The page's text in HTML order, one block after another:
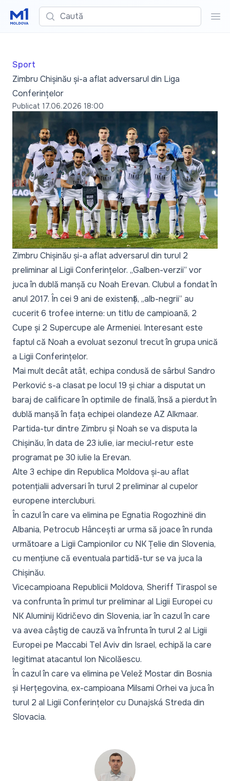
Caută
Sport
Zimbru Chișinău și-a aflat adversarul din Liga
Conferințelor
Publicat 17.06.2026 18:00
Zimbru Chișinău și-a aflat adversarul din turul 2
preliminar al Ligii Conferințelor. „Galben-verzii” vor
juca în dublă manșă cu Noah Erevan. Clubul a fondat în
anul 2017. În cei 9 ani de existență, „alb-negrii” au
cucerit 6 trofee interne: un titlu de campioană, 2
Cupe și 2 Supercupe ale Armeniei. Interesant este
faptul că Noah a evoluat sezonul trecut în grupa unică
a Ligii Conferințelor.
Mai mult decât atât, echipa condusă de sârbul Sandro
Perković s-a clasat pe locul 19 și chiar a disputat un
baraj de calificare în optimile de finală, însă a pierdut în
dublă manșă în fața echipei olandeze AZ Alkmaar.
Partida-tur dintre Zimbru și Noah se va disputa la
Chișinău, în data de 23 iulie, iar meciul-retur este
programat pe 30 iulie la Erevan.
Alte 3 echipe din Republica Moldova și-au aflat
potențialii adversari în turul 2 preliminar al cupelor
europene intercluburi.
În cazul în care va elimina pe Egnatia Rogozhinë din
Albania, Petrocub Hâncești ar urma să joace în runda
următoare a Ligii Campionilor cu NK Țelie din Slovenia,
cu mențiune că eventuala partidă-tur se va juca la
Chișinău.
Vicecampioana Republicii Moldova, Sheriff Tiraspol se
va confrunta în primul tur preliminar al Ligii Europei cu
NK Aluminij Kidričevo din Slovenia, iar în cazul în care
va avea câștig de cauză va înfrunta în turul 2 al Ligii
Europei pe Maccabi Tel Aviv din Israel, echipă la care
legitimat atacantul Ion Nicolăescu.
În cazul în care va elimina pe Velež Mostar din Bosnia
și Herțegovina, ex-campioana Milsami Orhei va juca în
turul 2 al Ligii Conferințelor cu Dunajská Streda din
Slovacia.